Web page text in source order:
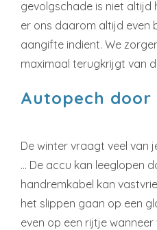
gevolgschade is niet altijd
er ons daarom altijd even
aangifte indient. We
maximaal terugkrijgt van
Autopech
De winter vraagt veel van
… De accu kan leeglopen
handremkabel kan
het slippen gaan op een
even op een rijtje wanneer